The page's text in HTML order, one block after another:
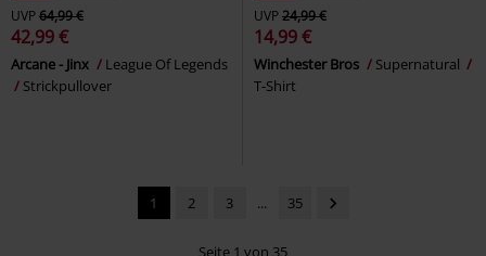
UVP64,99 €
42,99 €
Arcane - Jinx
League Of Legends
Strickpullover
UVP24,99 €
14,99 €
Winchester Bros
Supernatural
T-Shirt
1 2 3 ... 35
Seite 1 von 35